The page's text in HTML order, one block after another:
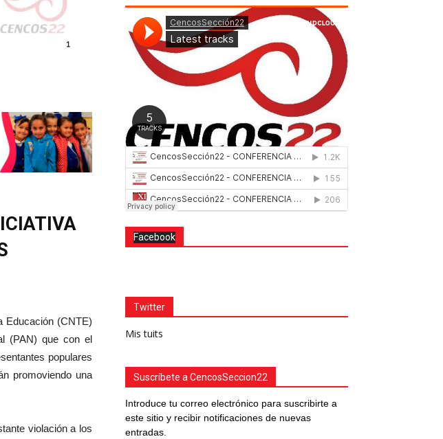
Educación (CNTE)
(PAN) que con el
populares
promoviendo una
violación a los
Facebook
Twitter
Mis tuits
Suscríbete a CencosSeccion22
Introduce tu correo electrónico para suscribirte a
este sitio y recibir notificaciones de nuevas
entradas.